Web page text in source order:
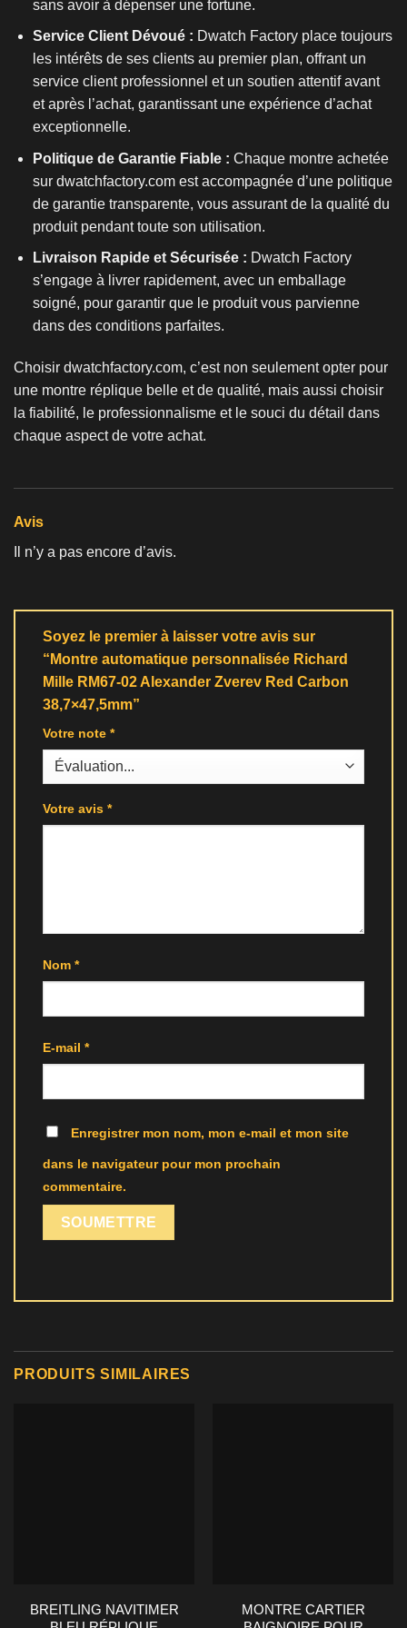
sans avoir à dépenser une fortune.
Service Client Dévoué : Dwatch Factory place toujours
les intérêts de ses clients au premier plan, offrant un
service client professionnel et un soutien attentif avant
et après l’achat, garantissant une expérience d’achat
exceptionnelle.
Politique de Garantie Fiable : Chaque montre achetée
sur dwatchfactory.com est accompagnée d’une politique
de garantie transparente, vous assurant de la qualité du
produit pendant toute son utilisation.
Livraison Rapide et Sécurisée : Dwatch Factory
s’engage à livrer rapidement, avec un emballage
soigné, pour garantir que le produit vous parvienne
dans des conditions parfaites.
Choisir dwatchfactory.com, c’est non seulement opter pour
une montre réplique belle et de qualité, mais aussi choisir
la fiabilité, le professionnalisme et le souci du détail dans
chaque aspect de votre achat.
Avis
Il n’y a pas encore d’avis.
Soyez le premier à laisser votre avis sur
“Montre automatique personnalisée Richard
Mille RM67-02 Alexander Zverev Red Carbon
38,7×47,5mm”
Votre note *
Votre avis *
Nom *
E-mail *
Enregistrer mon nom, mon e-mail et mon site
dans le navigateur pour mon prochain
commentaire.
PRODUITS SIMILAIRES
BREITLING NAVITIMER
MONTRE CARTIER